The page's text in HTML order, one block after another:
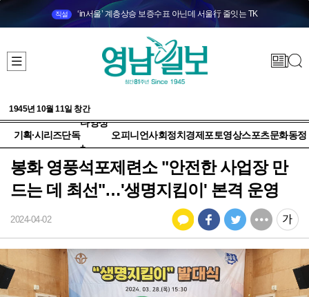
직설 ‘in서울’ 계층상승 보증수표 아닌데 서울行 줄잇는 TK
1945년 10월 11일 창간
기획·시리즈단독
다양성
+
오피니언사회정치 경제 포토영상스포츠문화동정
봉화 영풍석포제련소 "안전한 사업장 만
드는 데 최선"…'생명지킴이' 본격 운영
2024-04-02